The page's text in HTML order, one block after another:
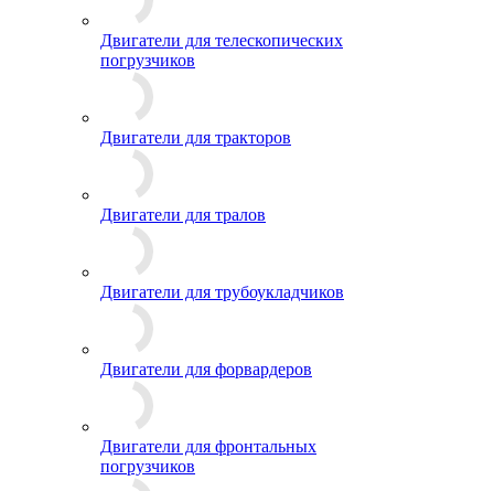
Двигатели для телескопических
погрузчиков
Двигатели для тракторов
Двигатели для тралов
Двигатели для трубоукладчиков
Двигатели для форвардеров
Двигатели для фронтальных
погрузчиков